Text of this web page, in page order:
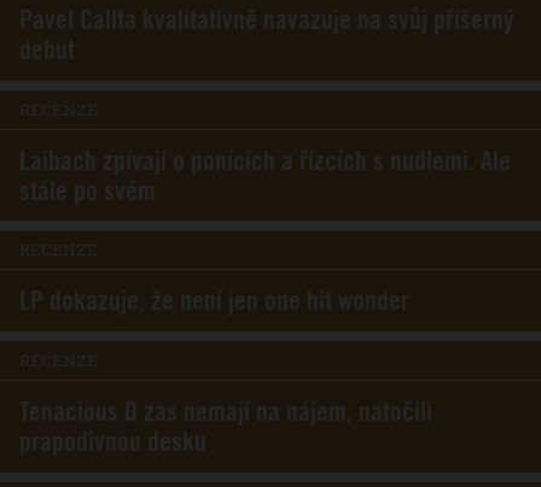
Pavel Callta kvalitativně navazuje na svůj příšerný
debut
RECENZE
Laibach zpívají o ponících a řízcích s nudlemi. Ale
stále po svém
RECENZE
LP dokazuje, že není jen one hit wonder
RECENZE
Tenacious D zas nemají na nájem, natočili
prapodivnou desku